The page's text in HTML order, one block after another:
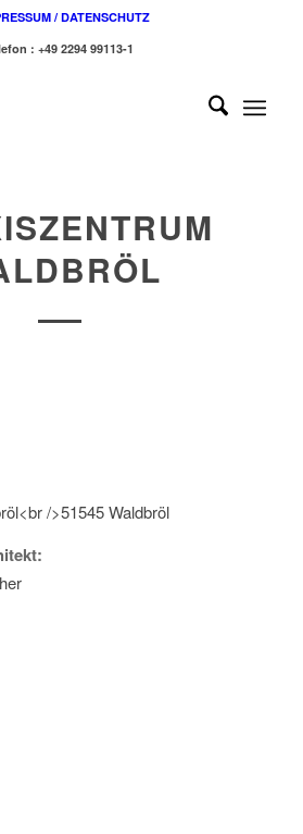
/ DATENSCHUTZ
: +49 2294 99113-1
/>51545 Waldbröl